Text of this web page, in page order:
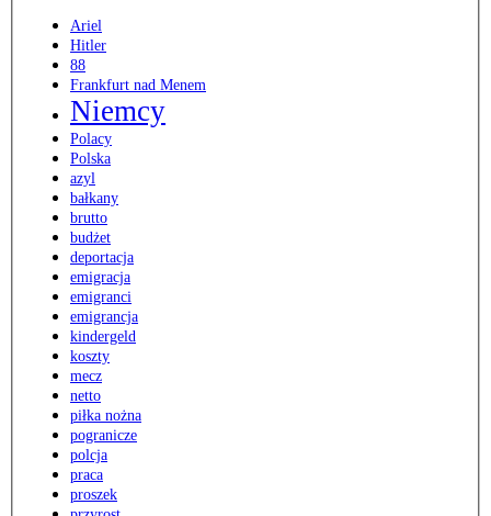
Ariel
Hitler
88
Frankfurt nad Menem
Niemcy
Polacy
Polska
azyl
bałkany
brutto
budżet
deportacja
emigracja
emigranci
emigrancja
kindergeld
koszty
mecz
netto
piłka nożna
pogranicze
polcja
praca
proszek